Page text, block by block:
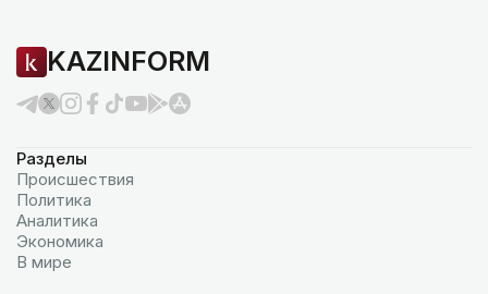
KAZINFORM
Разделы
Происшествия
Политика
Аналитика
Экономика
В мире